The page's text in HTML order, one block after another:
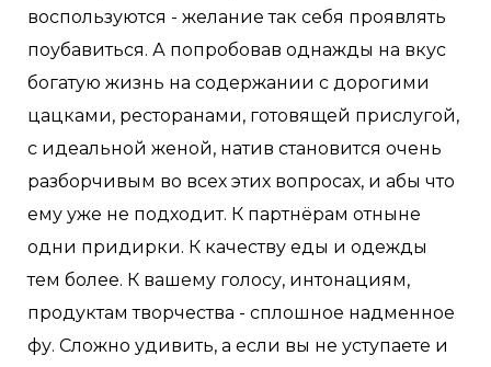
воспользуются - желание так себя проявлять
поубавиться. А попробовав однажды на вкус
богатую жизнь на содержании с дорогими
цацками, ресторанами, готовящей прислугой,
с идеальной женой, натив становится очень
разборчивым во всех этих вопросах, и абы что
ему уже не подходит. К партнёрам отныне
одни придирки. К качеству еды и одежды
тем более. К вашему голосу, интонациям,
продуктам творчества - сплошное надменное
фу. Сложно удивить, а если вы не уступаете и